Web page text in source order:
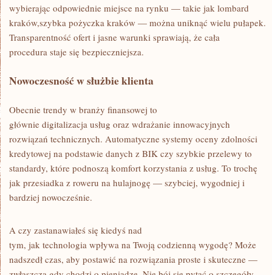
wybierając odpowiednie miejsce na rynku — takie jak lombard
kraków,szybka pożyczka kraków — można uniknąć wielu pułapek.
Transparentność ofert i jasne warunki sprawiają, że cała
procedura staje się bezpieczniejsza.
Nowoczesność w służbie klienta
Obecnie trendy w branży finansowej to
głównie digitalizacja usług oraz wdrażanie innowacyjnych
rozwiązań technicznych. Automatyczne systemy oceny zdolności
kredytowej na podstawie danych z BIK czy szybkie przelewy to
standardy, które podnoszą komfort korzystania z usług. To trochę
jak przesiadka z roweru na hulajnogę — szybciej, wygodniej i
bardziej nowocześnie.
A czy zastanawiałeś się kiedyś nad
tym, jak technologia wpływa na Twoją codzienną wygodę? Może
nadszedł czas, aby postawić na rozwiązania proste i skuteczne —